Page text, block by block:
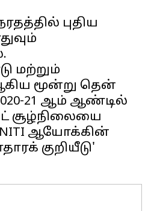
புதிய
மற்றும்
மூன்று தென்
21 ஆம் ஆண்டில்
சூழ்நிலையை
ஆயோக்கின்
குறியீடு'